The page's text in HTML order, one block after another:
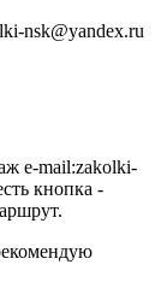
nsk@yandex.ru
e-mail:zakolki-
кнопка -